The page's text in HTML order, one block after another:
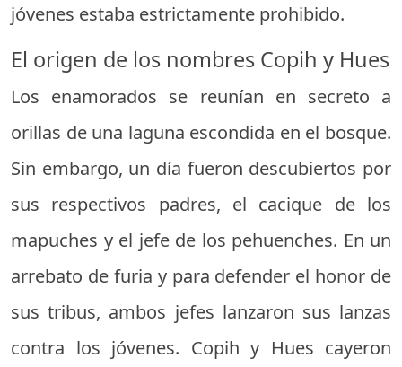
jóvenes estaba estrictamente prohibido.
El origen de los nombres Copih y Hues
Los enamorados se reunían en secreto a
orillas de una laguna escondida en el bosque.
Sin embargo, un día fueron descubiertos por
sus respectivos padres, el cacique de los
mapuches y el jefe de los pehuenches. En un
arrebato de furia y para defender el honor de
sus tribus, ambos jefes lanzaron sus lanzas
contra los jóvenes. Copih y Hues cayeron